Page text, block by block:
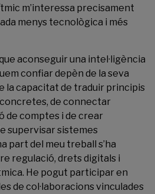
m’interessa precisament
menys tecnològica i més
aconseguir una intel·ligència
confiar depèn de la seva
la capacitat de traduir principis
de connectar
de comptes i de crear
supervisar sistemes
part del meu treball s’ha
regulació, drets digitals i
He pogut participar en
de col·laboracions vinculades